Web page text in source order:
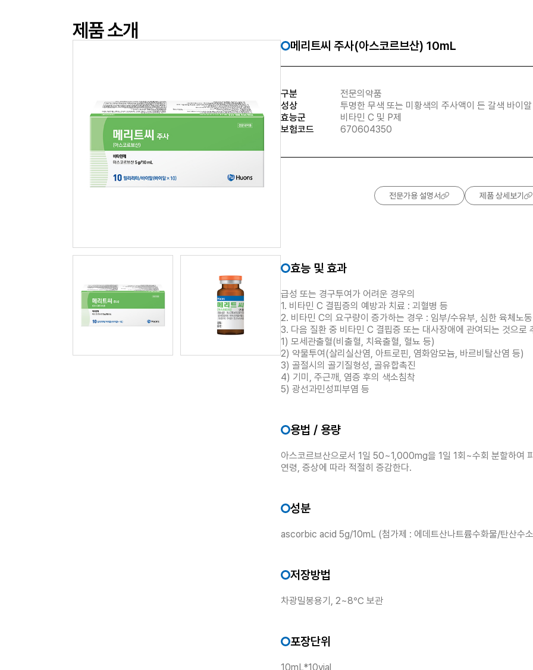
제품 소개
메리트씨 주사(아스코르브산) 10mL
구분
전문의약품
성상
투명한 무색 또는 미황색의 주사액이 든 갈색 바이알
효능군
비타민 C 및 P제
보험코드
670604350
전문가용 설명서 제품 상세보기
효능 및 효과
급성 또는 경구투여가 어려운 경우의
1. 비타민 C 결핍증의 예방과 치료 : 괴혈병 등
2. 비타민 C의 요구량이 증가하는 경우 : 임부/수유부, 심한 육체노
3. 다음 질환 중 비타민 C 결핍증 또는 대사장애에 관여되는 것으로
1) 모세관출혈(비출혈, 치육출혈, 혈뇨 등)
2) 약물투여(살리실산염, 아트로핀, 염화암모늄, 바르비탈산염 등)
3) 골절시의 골기질형성, 골유합촉진
4) 기미, 주근깨, 염증 후의 색소침착
5) 광선과민성피부염 등
용법 / 용량
아스코르브산으로서 1일 50~1,000mg을 1일 1회~수회 분할하여
연령, 증상에 따라 적절히 증감한다.
성분
ascorbic acid 5g/10mL (첨가제 : 에데트산나트륨수화물/탄산수
저장방법
차광밀봉용기, 2~8℃ 보관
포장단위
10mL*10vial